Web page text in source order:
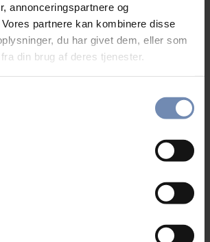
annonceringspartnere og
partnere kan kombinere disse
du har givet dem, eller som
din brug af deres tjenester.